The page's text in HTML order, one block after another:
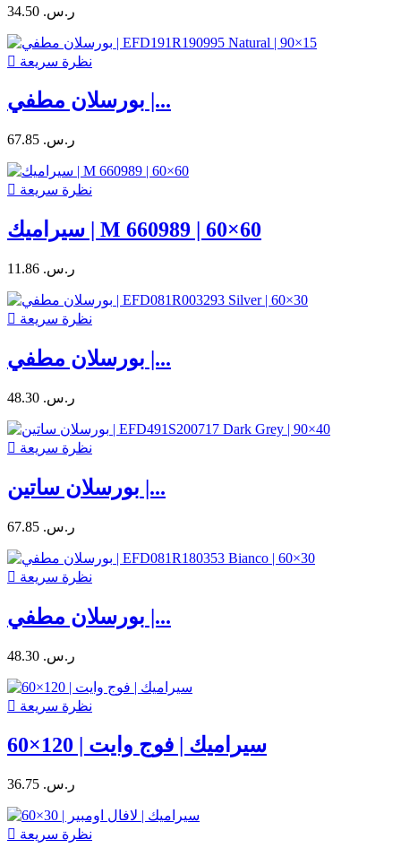
34.50 ر.س.‏
 نظرة سريعة
بورسلان مطفي |...
67.85 ر.س.‏
 نظرة سريعة
سيراميك | M 660989 | 60×60
11.86 ر.س.‏
 نظرة سريعة
بورسلان مطفي |...
48.30 ر.س.‏
 نظرة سريعة
بورسلان ساتين |...
67.85 ر.س.‏
 نظرة سريعة
بورسلان مطفي |...
48.30 ر.س.‏
 نظرة سريعة
سيراميك | فوج وايت | 120×60
36.75 ر.س.‏
 نظرة سريعة